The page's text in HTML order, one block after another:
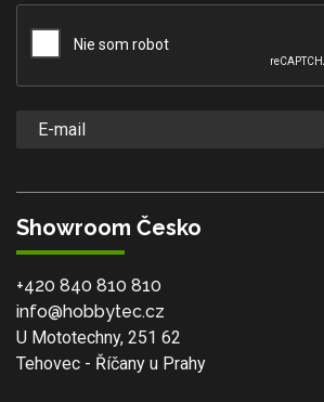
Showroom Česko
+420 840 810 810
info@hobbytec.cz
U Mototechny, 251 62
Tehovec - Říčany u Prahy